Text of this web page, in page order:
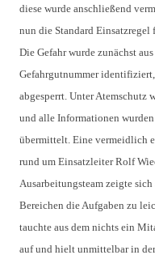
diese wurde anschließend
nun die Standard Einsatzregel
Die Gefahr wurde zunächst
Gefahrgutnummer
abgesperrt. Unter Atemschutz
und alle Informationen
übermittelt. Eine vermeidlich
rund um Einsatzleiter Rolf
Ausarbeitungsteam zeigte
Bereichen die Aufgaben zu
tauchte aus dem nichts ein
auf und hielt unmittelbar in